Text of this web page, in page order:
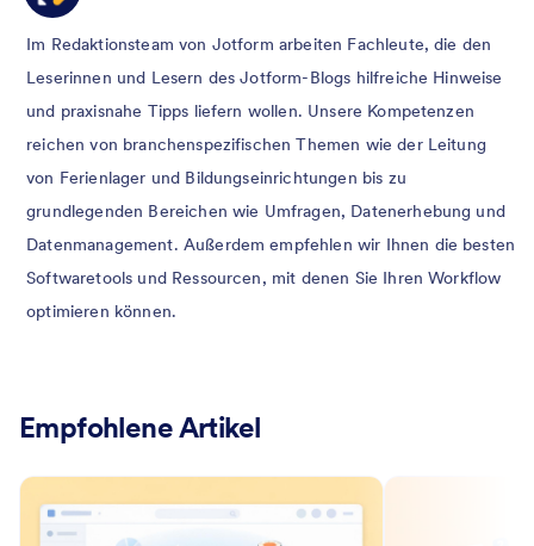
Im Redaktionsteam von Jotform arbeiten Fachleute, die den
Leserinnen und Lesern des Jotform-Blogs hilfreiche Hinweise
und praxisnahe Tipps liefern wollen. Unsere Kompetenzen
reichen von branchenspezifischen Themen wie der Leitung
von Ferienlager und Bildungseinrichtungen bis zu
grundlegenden Bereichen wie Umfragen, Datenerhebung und
Datenmanagement. Außerdem empfehlen wir Ihnen die besten
Softwaretools und Ressourcen, mit denen Sie Ihren Workflow
optimieren können.
Empfohlene Artikel